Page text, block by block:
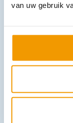
van uw gebruik